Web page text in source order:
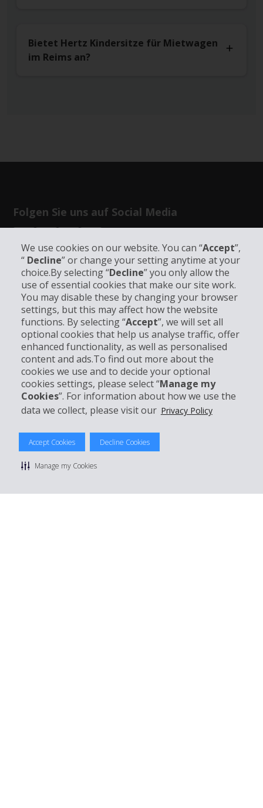
We use cookies on our website. You can “Accept”,
“ Decline” or change your setting anytime at your
choice.By selecting “Decline” you only allow the
use of essential cookies that make our site work.
You may disable these by changing your browser
settings, but this may affect how the website
functions. By selecting “Accept”, we will set all
optional cookies that help us analyse traffic, offer
enhanced functionality, as well as personalised
content and ads.To find out more about the
cookies we use and to decide your optional
cookies settings, please select “Manage my
Cookies”. For information about how we use the
data we collect, please visit our Privacy Policy
Accept Cookies Decline Cookies
Manage my Cookies
Bietet Hertz Kindersitze für Mietwagen
im Reims an?
Folgen Sie uns auf Social Media
Unternehmensinformation
Partner
Kundenservice
Mieten bei Hertz
© 2026 The Hertz System, Inc.
Datenschutzrichtlinie
Sitemap Cookies verwalten